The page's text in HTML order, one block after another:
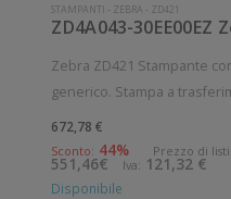
STAMPANTI - ZEBRA - ZD421
Zebra ZD421 Stampante compatta da scrivania ad uso
generico. Stampa a
wireless senza fili. Velocità
Risoluzione di stampa: 12
Supporto di stampa:
672,78 €
Sconto: 44% Prezzo di
551,46€ Iva: 121,32 €
Disponibile